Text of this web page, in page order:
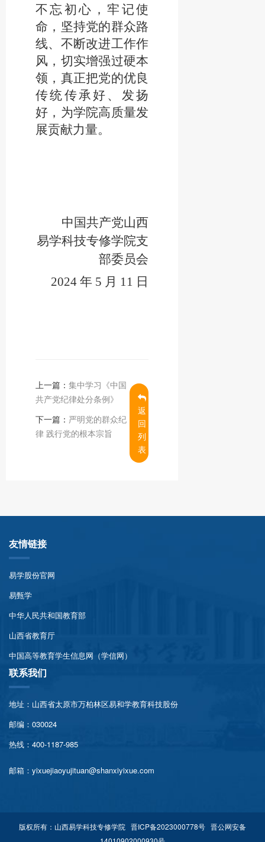
不忘初心，牢记使
命，坚持党的群众路
线、不断改进工作作
风，切实增强过硬本
领，真正把党的优良
传统传承好 、 发扬
好 ，为学院高质量发
展贡献力量。
中国共产党山西
易学科技专修学院支
部委员会
2024 年 5 月 11 日
上一篇： 集中学习《中国
共产党纪律处分条例》
下一篇： 严明党的群众纪
律 践行党的根本宗旨
返
回
列
表
友情链接
易学股份官网
易甄学
中华人民共和国教育部
山西省教育厅
中国高等教育学生信息网（学信网）
联系我们
地址：山西省太原市万柏林区易和学教育科技股份
邮编：030024
热线：400-1187-985
邮箱：yixuejiaoyujituan@shanxiyixue.com
版权所有：山西易学科技专修学院 晋ICP备2023000778号 晋公网安备